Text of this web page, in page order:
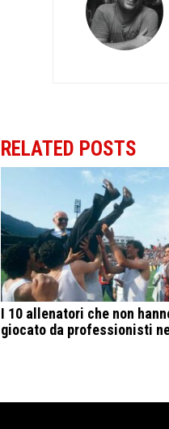
RELATED POSTS
I 10 allenatori che non
giocato da professionisti